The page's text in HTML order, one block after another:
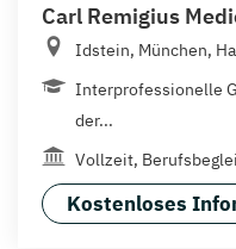
Carl Remigius
Idstein, München,
Interprofessionelle
der...
Vollzeit,
Kostenloses